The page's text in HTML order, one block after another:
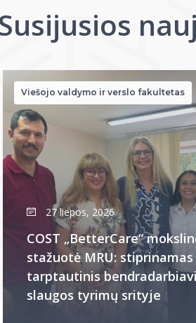
Viešojo valdymo ir verslo fakultetas
27 liepos, 2026
COST „BetterCare“
stažuotė MRU: stiprinamas
tarptautinis
slaugos tyrimų srityje